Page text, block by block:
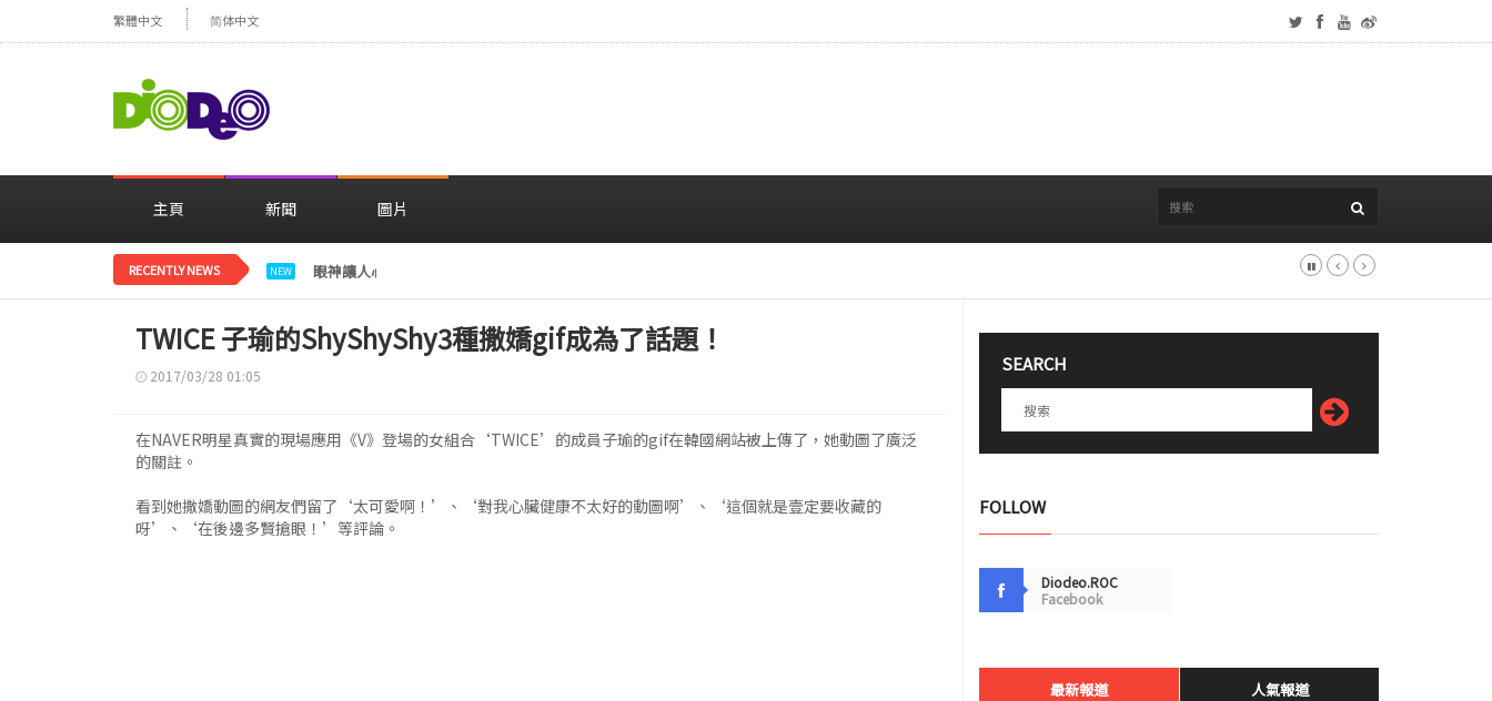
繁體中文 简体中文
主頁 新聞 圖片
RECENTLY NEWS NEW 眼神讓人心動，美貌閃耀……安宥真，就算瞪着看也很漂亮呢
TWICE 子瑜的ShyShyShy3種撒嬌gif成為了話題！
2017/03/28 01:05
在NAVER明星真實的現場應用《V》登場的女組合‘TWICE’的成員子瑜的gif在韓國網站被上傳了，她動圖了廣泛
的關註。
看到她撒嬌動圖的網友們留了‘太可愛啊！’、‘對我心臟健康不太好的動圖啊’、‘這個就是壹定要收藏的
呀’、‘在後邊多賢搶眼！’等評論。
SEARCH
FOLLOW
Diodeo.ROC
Facebook
最新報道 人氣報道